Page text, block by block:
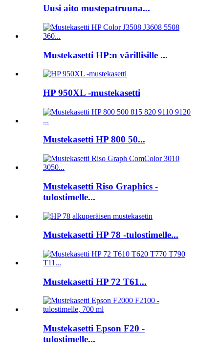
Uusi aito mustepatruuna...
Mustekasetti HP:n värillisille ...
HP 950XL -mustekasetti
Mustekasetti HP 800 50...
Mustekasetti Riso Graphics -
tulostimelle...
Mustekasetti HP 78 -tulostimelle...
Mustekasetti HP 72 T61...
Mustekasetti Epson F20 -
tulostimelle...